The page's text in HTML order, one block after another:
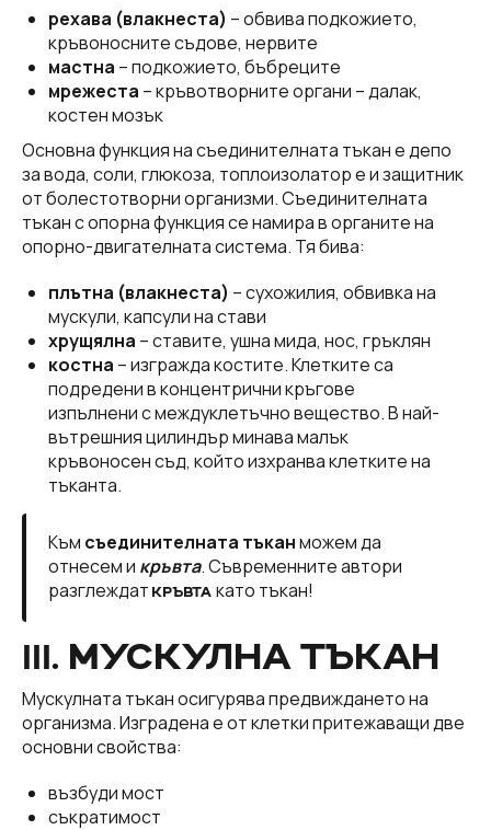
рехава (влакнеста) – обвива подкожието,
кръвоносните съдове, нервите
мастна – подкожието, бъбреците
мрежеста – кръвотворните органи – далак,
костен мозък
Основна функция на съединителната тъкан е депо
за вода, соли, глюкоза, топлоизолатор е и защитник
от болестотворни организми. Съединителната
тъкан с опорна функция се намира в органите на
опорно-двигателната система. Тя бива:
плътна (влакнеста) – сухожилия, обвивка на
мускули, капсули на стави
хрущялна – ставите, ушна мида, нос, гръклян
костна – изгражда костите. Клетките са
подредени в концентрични кръгове
изпълнени с междуклетъчно вещество. В най-
вътрешния цилиндър минава малък
кръвоносен съд, който изхранва клетките на
тъканта.
Към съединителната тъканможем да
отнесем и кръвта. Съвременните автори
разглеждат КРЪВТА като тъкан!
ІІІ. МУСКУЛНА ТЪКАН
Мускулната тъкан осигурява предвиждането на
организма. Изградена е от клетки притежаващи две
основни свойства:
възбуди мост
съкратимост